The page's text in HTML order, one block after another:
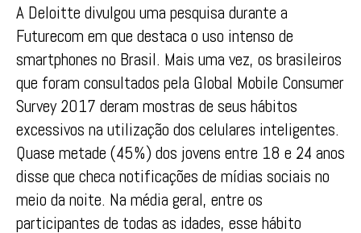
A Deloitte divulgou uma pesquisa durante a
Futurecom em que destaca o uso intenso de
smartphones no Brasil. Mais uma vez, os brasileiros
que foram consultados pela Global Mobile Consumer
Survey 2017 deram mostras de seus hábitos
excessivos na utilização dos celulares inteligentes.
Quase metade (45%) dos jovens entre 18 e 24 anos
disse que checa notificações de mídias sociais no
meio da noite. Na média geral, entre os
participantes de todas as idades, esse hábito